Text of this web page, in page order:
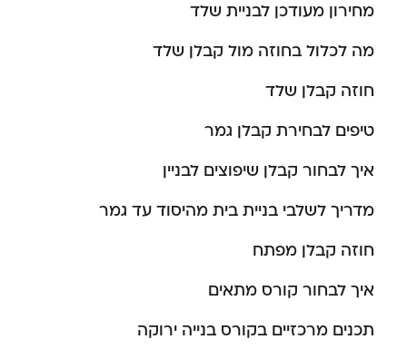
מחירון מעודכן לבניית שלד
מה לכלול בחוזה מול קבלן שלד
חוזה קבלן שלד
טיפים לבחירת קבלן גמר
איך לבחור קבלן שיפוצים לבניין
מדריך לשלבי בניית בית מהיסוד עד גמר
חוזה קבלן מפתח
איך לבחור קורס מתאים
תכנים מרכזיים בקורס בנייה ירוקה